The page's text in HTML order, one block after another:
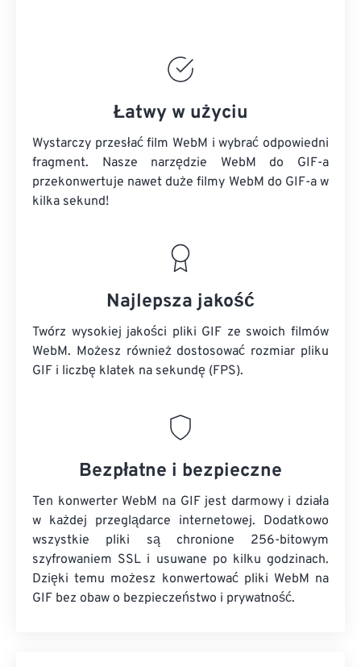
Łatwy w użyciu
Wystarczy przesłać film WebM i wybrać odpowiedni
fragment. Nasze narzędzie WebM do GIF-a
przekonwertuje nawet duże filmy WebM do GIF-a w
kilka sekund!
Najlepsza jakość
Twórz wysokiej jakości pliki GIF ze swoich filmów
WebM. Możesz również dostosować rozmiar pliku
GIF i liczbę klatek na sekundę (FPS).
Bezpłatne i bezpieczne
Ten konwerter WebM na GIF jest darmowy i działa
w każdej przeglądarce internetowej. Dodatkowo
wszystkie pliki są chronione 256-bitowym
szyfrowaniem SSL i usuwane po kilku godzinach.
Dzięki temu możesz konwertować pliki WebM na
GIF bez obaw o bezpieczeństwo i prywatność.